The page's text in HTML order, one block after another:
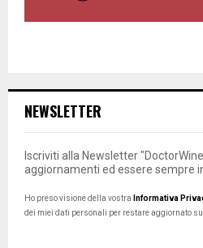
NEWSLETTER
Iscriviti alla Newsletter
aggiornamenti ed essere sempre
Ho preso visione della vostra Informativa
dei miei dati personali per restare aggiornato